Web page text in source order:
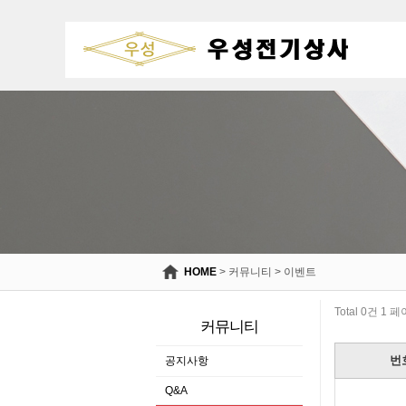
HOME > 커뮤니티 > 이벤트
커뮤니티
공지사항
Q&A
Total 0건 1 페
번